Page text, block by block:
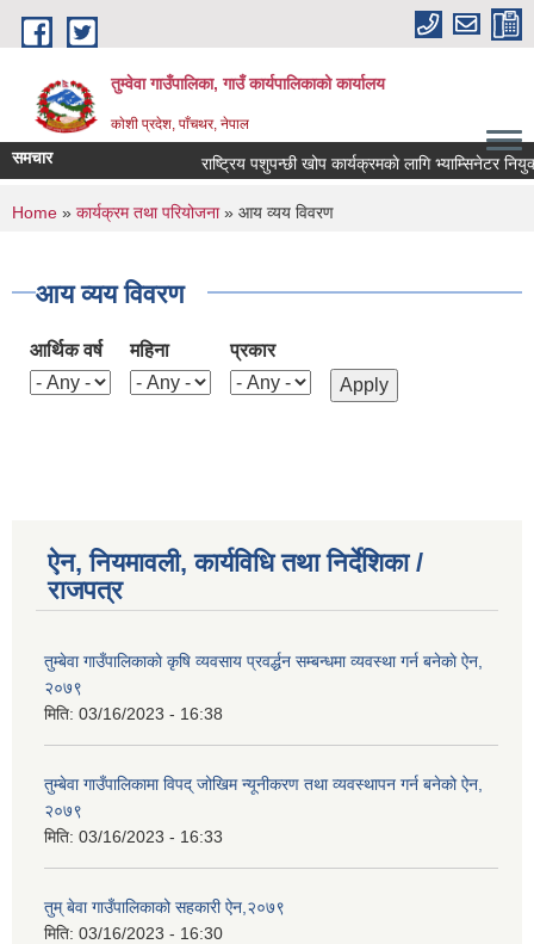
Skip to main content
तुम्वेवा गाउँपालिका, गाउँ कार्यपालिकाको कार्यालय
काेशी प्रदेश, पाँचथर, नेपाल
समचार राष्ट्रिय पशुपन्छी खोप कार्यक्रमकाे लागि भ्याम्सिनेटर
You are here
Home » कार्यक्रम तथा परियोजना» आय व्यय विवरण
आय व्यय विवरण
आर्थिक वर्ष महिना प्रकार
ऐन, नियमावली, कार्यविधि तथा निर्देशिका /
राजपत्र
तुम्बेवा गाउँपालिकाकाे कृषि व्यवसाय प्रवर्द्धन सम्बन्धमा व्यवस्था गर्न बनेकाे ऐन,
२०७९
मिति: 03/16/2023 - 16:38
तुम्बेवा गाउँपालिकामा विपद् जोखिम न्यूनीकरण तथा व्यवस्थापन गर्न बनेको ऐन,
२०७९
मिति: 03/16/2023 - 16:33
तुम् बेवा गाउँपालिकाको सहकारी ऐन,२०७९
मिति: 03/16/2023 - 16:30